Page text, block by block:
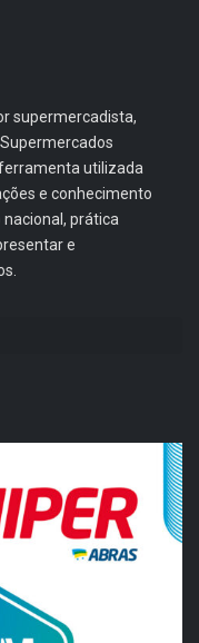
supermercadista,
utilizada
e conhecimento
prática
e